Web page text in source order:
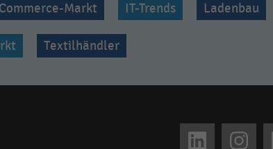
Markt IT-Trends Ladenbau
Textilhändler